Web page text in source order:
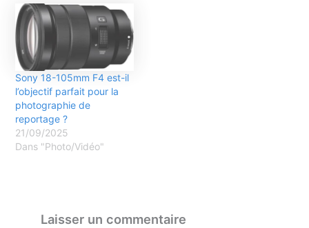
Sony 18-105mm F4 est-il
l’objectif parfait pour la
photographie de
reportage ?
21/09/2025
Dans "Photo/Vidéo"
Laisser un commentaire